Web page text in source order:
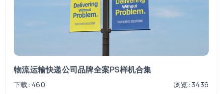
物流运输快递公司品牌全案PS样机合集
下载: 460 浏览: 3436